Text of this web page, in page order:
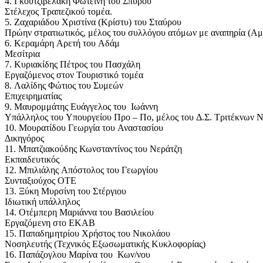
Στέλεχος Τραπεζικού τομέα.
5. Ζαχαριάδου Χριστίνα (Κρίστυ) του Σταύρου
Πρώην στρατιωτικός, μέλος του συλλόγου ατόμων με αναπηρία
6. Κεραμάρη Αρετή του Αδάμ
Μεσίτρια
7. Κυριακίδης Πέτρος του Πασχάλη
Εργαζόμενος στον Τουριστικό τομέα
8. Λαλίδης Φώτιος του Συμεών
Επιχειρηματίας
9. Μαυρομμάτης Ευάγγελος του Ιωάννη
Υπάλληλος του Υπουργείου Προ – Πο, μέλος του Δ.Σ. Τριτέκνων
10. Μουρατίδου Γεωργία του Αναστασίου
Δικηγόρος
11. Μπατζιακούδης Κωνσταντίνος του Νεράτζη
Εκπαιδευτικός
12. Μπιλιάλης Απόστολος του Γεωργίου
Συνταξιούχος ΟΤΕ
13. Ξύκη Μυρσίνη του Στέργιου
Ιδιωτική υπάλληλος
14. Οτέμπερη Μαριάννα του Βασιλείου
Εργαζόμενη στο ΕΚΑΒ
15. Παπαδημητρίου Χρήστος του Νικολάου
Νοσηλευτής (Τεχνικός Εξωσωματικής Κυκλοφορίας)
16. Παπάζογλου Μαρίνα του Κων/νου